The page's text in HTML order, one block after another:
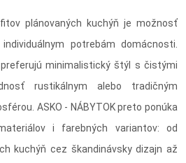
plánovaných kuchýň je možnosť
potrebám domácnosti.
minimalistický štýl s čistými
rustikálnym alebo tradičným
ASKO - NÁBYTOK preto ponúka
i farebných variantov: od
kuchýň cez škandinávsky dizajn až